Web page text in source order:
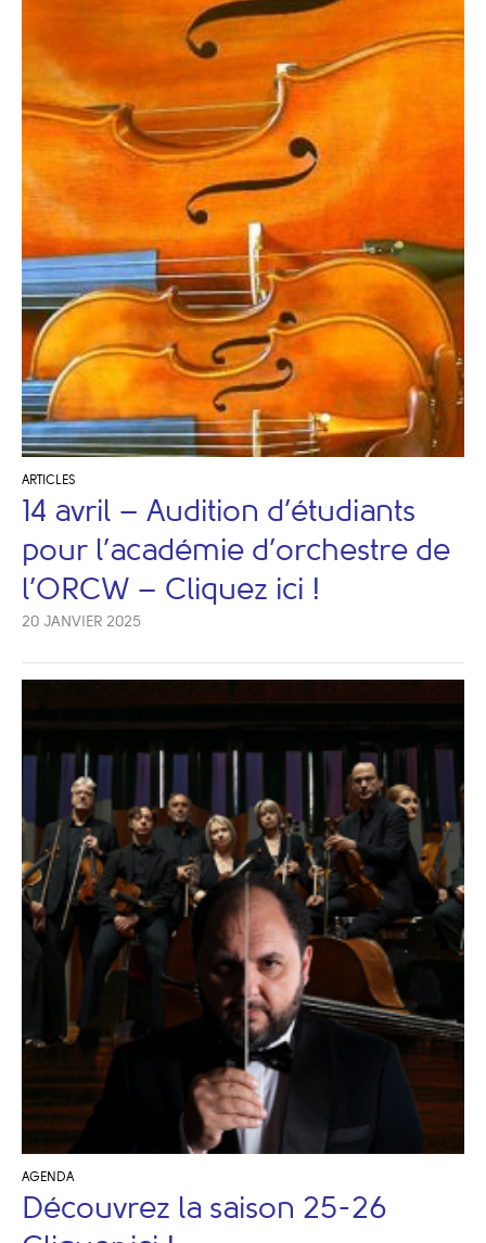
ARTICLES
14 avril – Audition d’étudiants
pour l’académie d’orchestre de
l’ORCW – Cliquez ici !
20 JANVIER 2025
AGENDA
Découvrez la saison 25-26